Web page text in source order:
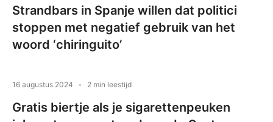
Strandbars in Spanje willen dat politici
stoppen met negatief gebruik van het
woord ‘chiringuito’
16 augustus 2024 2 min leestijd
Gratis biertje als je sigarettenpeuken